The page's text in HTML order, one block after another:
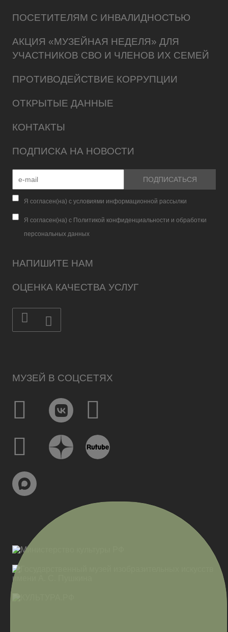
ПОСЕТИТЕЛЯМ С ИНВАЛИДНОСТЬЮ
АКЦИЯ «МУЗЕЙНАЯ НЕДЕЛЯ» ДЛЯ
УЧАСТНИКОВ СВО И ЧЛЕНОВ ИХ СЕМЕЙ
ПРОТИВОДЕЙСТВИЕ КОРРУПЦИИ
ОТКРЫТЫЕ ДАННЫЕ
КОНТАКТЫ
МУЗЕЙ В СОЦСЕТЯХ
ПОДПИСКА НА НОВОСТИ
Я согласен(на) с условиями информационной рассылки
Я согласен(на) с Политикой конфиденциальности и обработки
персональных данных
НАПИШИТЕ НАМ
ОЦЕНКА КАЧЕСТВА УСЛУГ